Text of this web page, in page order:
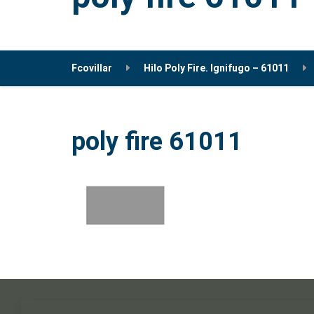
Fcovillar Hilo Poly Fire. Ignifugo – 61011
poly fire 61011